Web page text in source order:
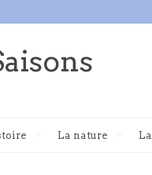
La nature